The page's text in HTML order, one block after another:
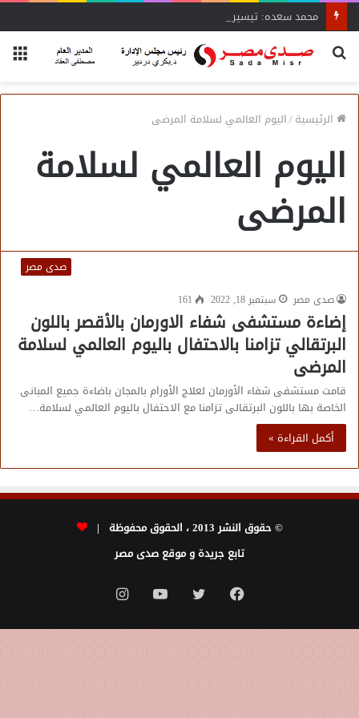
محمد سعده: تيسيرات وزير الصناعة تنقذ المشروعات المتعثرة
بحث
الرئيسية/اليوم العالمي لسلامة المرضى
اليوم العالمي لسلامة
المرضى
صدى مصر
صدى مصر
سبتمبر 18, 2022 161
إضاءة مستشفى شفاء الاورمان بالأقصر باللون
البرتقالي تزامنا بالاحتفال باليوم العالمي لسلامة
المرضى
قامت مستشفى شفاء الأورمان لعلاج الأورام بالمجان باضاءة جميع المبانى
الخاصة بها باللون البرتقالى تزامنا مع الاحتفال باليوم العالمي لسلامة…
أكمل القراءة »
© حقوق النشر 2013 ، الحقوق محفوظة |
تابع جريدة و موقع صدى مصر
فيسبوك تويتر يوتيوبانستقرام